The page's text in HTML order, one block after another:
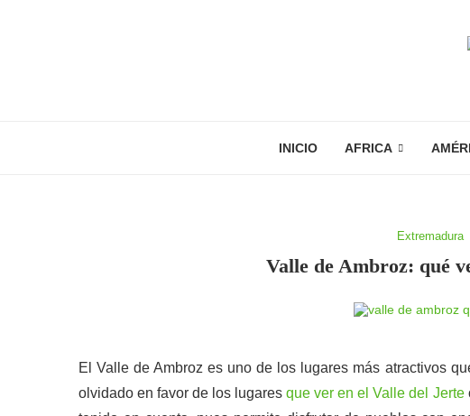
INICIO AFRICA
Extremadura
Valle de Ambroz: qué
El Valle de Ambroz es uno de los lugares más atractivos
olvidado en favor de los lugaresque ver en el Valle del Jerte